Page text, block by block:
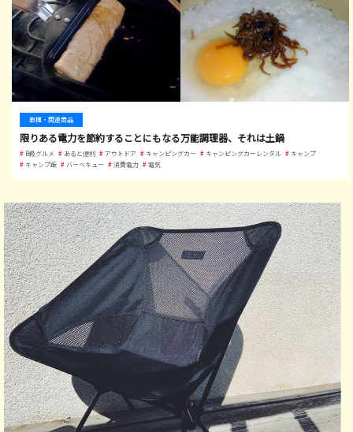
車種・関連商品
限りある電力を節約することにもなる万能調理器、それは土鍋
B級グルメ あると便利 アウトドア キャンピングカー キャンピングカーレンタル
キャンプ
キャンプ飯
バーベキュー 消費電力 電気